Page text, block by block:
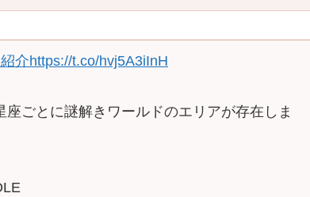
介https://t.co/hvj5A3iInH
ごとに謎解きワールドのエリアが存在しま